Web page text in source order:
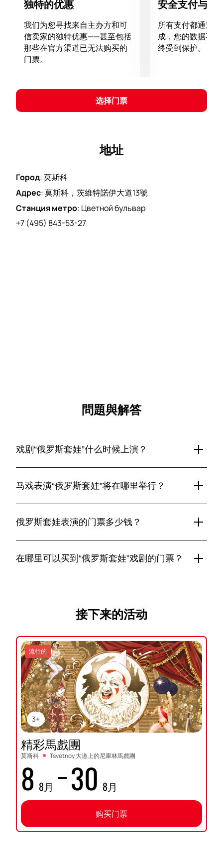
彰：浪漫曲、民謠、現場管弦樂團。
此次演出成為這個馬戲團始於上個世紀的歷史的精彩延
續。 1919年革命後，該馬戲團成為第一個莫斯科國家馬
戲團。甚至在第二次世界大戰期間，他的舞台上也上演
了新的表演，包括模擬戰鬥的特技。此時，「陽光小
該劇的導演。如今，位於茨維特諾伊大道的馬戲團以他
的名字命名，並繼續尊重和遵循俄羅斯最優秀馬戲團的
感謝我們的服務，您現在可以購買位於 Tsvetnoy 大道
的尼庫林馬戲團戲劇「套娃」的門票。只需選擇您參觀
後，演出門票將立即歸您所有，並將以電子方式發送到
指定的電子郵件信箱。您無需列印它們來參加展會。
独特的优惠
我们为您寻找来自主办方和可
信卖家的独特优惠——甚至包括
那些在官方渠道已无法购买的
门票。
安全支付与数
所有支付都通过
成，您的数据不
终受到保护。
选择门票
地址
Город:莫斯科
Адрес:莫斯科，茨維特諾伊大道13號
Станция метро: Цветной бульвар
+7 (495) 843-53-27
問題與解答
戏剧“俄罗斯套娃”什么时候上演？
茨维特诺伊大道的尼库林马戏团上演。这是一场充满活力的表
马戏表演“俄罗斯套娃”将在哪里举行？
该马戏团是俄罗斯最古老、最著名的马戏团之一，位于莫斯科
俄罗斯套娃表演的门票多少钱？
在我们的网站上找到。我们建议您提前购买门票，因为演出的
在哪里可以买到“俄罗斯套娃”戏剧的门票？
接下来的活动
3+
流行的
精彩馬戲團
莫斯科 Tsvetnoy 大道上的尼庫林馬戲團
8 8月 30 8月
购买门票